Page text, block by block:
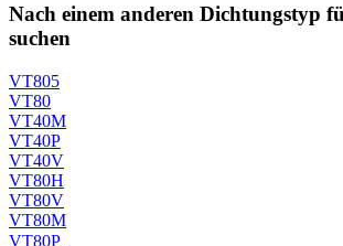
Nach einem anderen Dichtungstyp
suchen
VT805
VT80
VT40M
VT40P
VT40V
VT80H
VT80V
VT80M
VT80P